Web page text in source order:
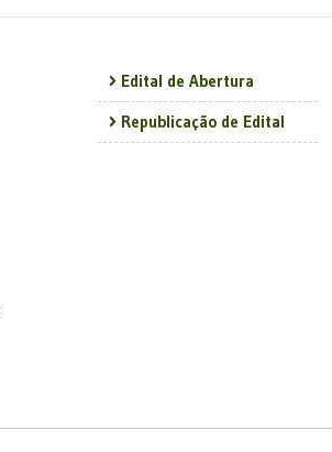
Edital de Abertura
Republicação de Edital